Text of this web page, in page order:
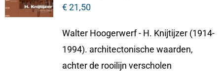
€21,50
Walter Hoogerwerf - H. Knijtijzer (1914-
1994). architectonische waarden,
achter de rooilijn verscholen